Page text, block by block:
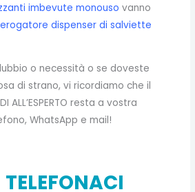
imbevute monouso vanno
erogatore dispenser di salviette
o necessità o se doveste
di strano, vi ricordiamo che il
ALL’ESPERTO resta a vostra
WhatsApp e mail!
TELEFONACI